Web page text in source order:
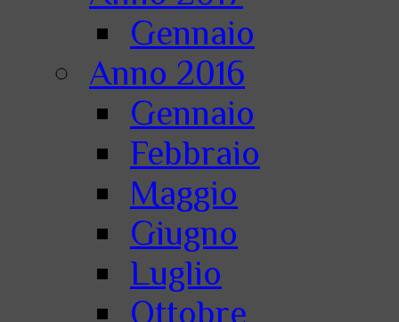
Gennaio
Anno 2016
Gennaio
Febbraio
Maggio
Giugno
Luglio
Ottobre